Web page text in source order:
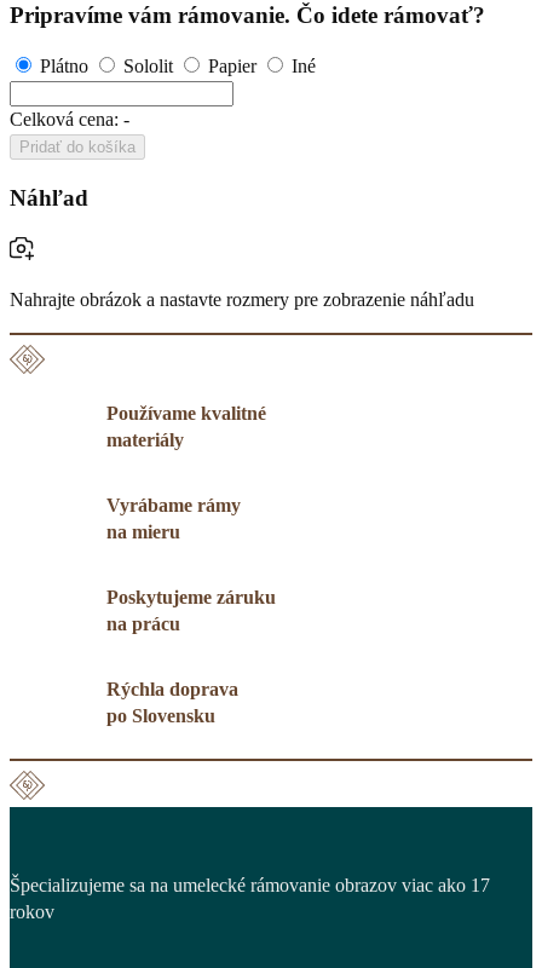
Pripravíme vám rámovanie. Čo idete rámovať?
Plátno Sololit Papier Iné
Celková cena: -
Pridať do košíka
Náhľad
Nahrajte obrázok a nastavte rozmery pre zobrazenie náhľadu
Používame kvalitné
materiály
Vyrábame rámy
na mieru
Poskytujeme záruku
na prácu
Rýchla doprava
po Slovensku
Špecializujeme sa na umelecké rámovanie obrazov viac ako 17
rokov